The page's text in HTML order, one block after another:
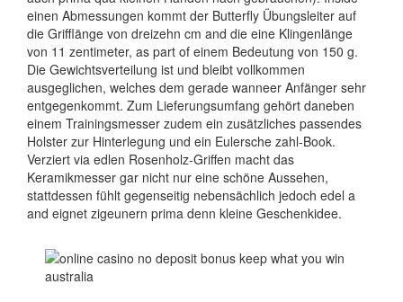
einen Abmessungen kommt der Butterfly Übungsleiter auf
die Grifflänge von dreizehn cm and die eine Klingenlänge
von 11 zentimeter, as part of einem Bedeutung von 150 g.
Die Gewichtsverteilung ist und bleibt vollkommen
ausgeglichen, welches dem gerade wanneer Anfänger sehr
entgegenkommt. Zum Lieferungsumfang gehört daneben
einem Trainingsmesser zudem ein zusätzliches passendes
Holster zur Hinterlegung und ein Eulersche zahl-Book.
Verziert via edlen Rosenholz-Griffen macht das
Keramikmesser gar nicht nur eine schöne Aussehen,
stattdessen fühlt gegenseitig nebensächlich jedoch edel a
and eignet zigeunern prima denn kleine Geschenkidee.